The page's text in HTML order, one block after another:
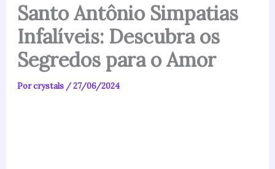
Santo Antônio Simpatias
Infalíveis: Descubra os
Segredos para o Amor
Porcrystals /27/06/2024